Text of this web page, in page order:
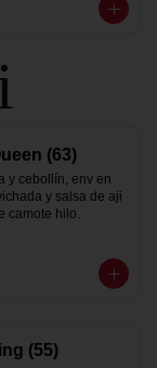
(63)
y cebollín, env en
y salsa de aji
camote hilo.
(55)